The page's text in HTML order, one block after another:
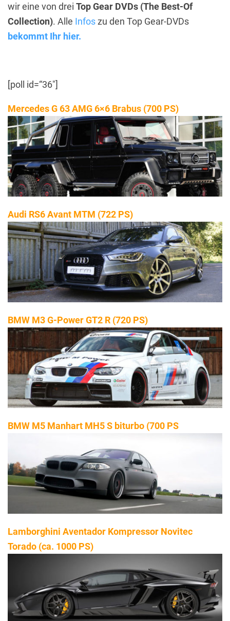
wir eine von drei Top Gear DVDs (The Best-Of
Collection). Alle Infoszu den Top Gear-DVDs
bekommt Ihr hier.
[poll id=“36″]
Mercedes G 63 AMG 6×6 Brabus (700 PS)
Audi RS6 Avant MTM (722 PS)
BMW M3 G-Power GT2 R (720 PS)
BMW M5 Manhart MH5 S biturbo (700 PS
Lamborghini Aventador Kompressor Novitec
Torado (ca. 1000 PS)